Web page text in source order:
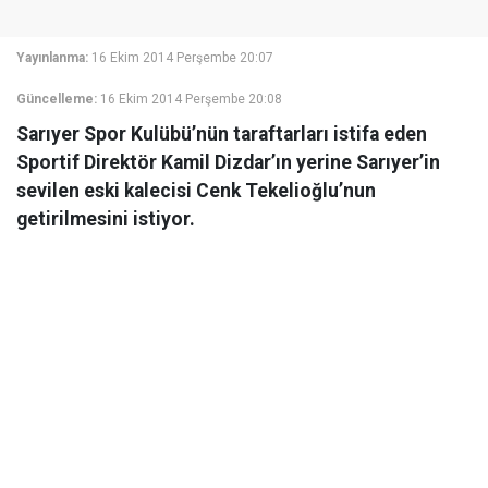
Yayınlanma: 16 Ekim 2014 Perşembe 20:07
Güncelleme: 16 Ekim 2014 Perşembe 20:08
Sarıyer Spor Kulübü’nün taraftarları istifa eden
Sportif Direktör Kamil Dizdar’ın yerine Sarıyer’in
sevilen eski kalecisi Cenk Tekelioğlu’nun
getirilmesini istiyor.